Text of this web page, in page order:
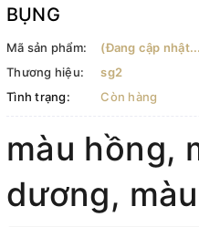
BỤNG
Mã sản phẩm:
(Đang cập
Thương hiệu:
sg2
Tình trạng:
Còn hàng
màu hồng,
dương,